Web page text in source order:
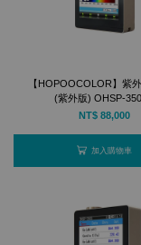
【HOPOOCOLOR】紫
(紫外版) OHSP-
NT$ 88,000
加入購物車